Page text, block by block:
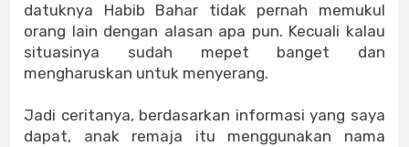
datuknya Habib Bahar tidak pernah memukul
orang lain dengan alasan apa pun. Kecuali kalau
situasinya sudah mepet banget dan
mengharuskan untuk menyerang.
Jadi ceritanya, berdasarkan informasi yang saya
dapat, anak remaja itu menggunakan nama